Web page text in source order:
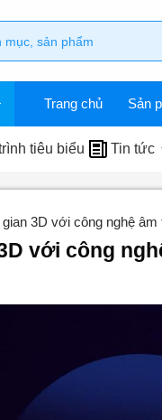
Trang chủ Sản
tiêu biểu Tin tức
3D với công nghệ âm
với công